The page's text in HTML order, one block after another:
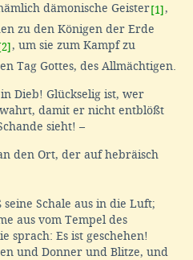
dämonische Geister [1] ,
zu den Königen der Erde
[2] , um sie zum Kampf zu
Tag Gottes, des Allmächtigen.
Dieb! Glückselig ist, wer
damit er nicht entblößt
sieht! –
den Ort, der auf hebräisch
Schale aus in die Luft;
aus vom Tempel des
sprach: Es ist geschehen!
und Donner und Blitze, und